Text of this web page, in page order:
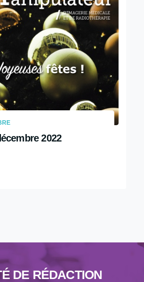
2022
DE RÉDACTION